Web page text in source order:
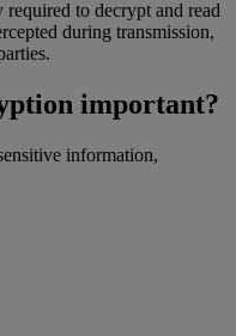
to decrypt and read
during transmission,
important?
information,